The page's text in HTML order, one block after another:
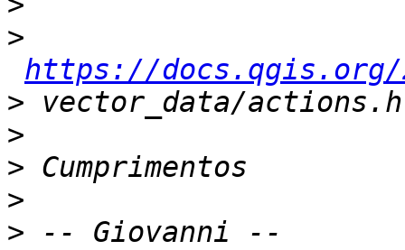
>
https://docs.qgis.org/
>
>
>
>
>